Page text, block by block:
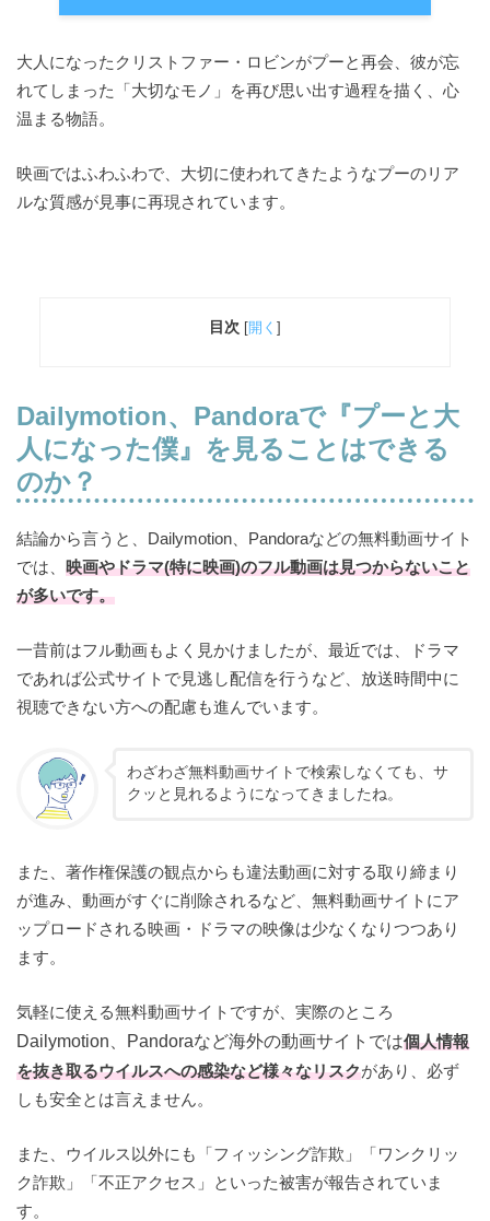
大人になったクリストファー・ロビンがプーと再会、彼が忘
れてしまった「大切なモノ」を再び思い出す過程を描く、心
温まる物語。
映画ではふわふわで、大切に使われてきたようなプーのリア
ルな質感が見事に再現されています。
目次 [開く ]
Dailymotion、Pandoraで『プーと大
人になった僕』を見ることはできる
のか？
結論から言うと、Dailymotion、Pandoraなどの無料動画サイト
では、 映画やドラマ(特に映画)のフル動画は見つからないこと
が多いです。
一昔前はフル動画もよく見かけましたが、最近では、ドラマ
であれば公式サイトで見逃し配信を行うなど、放送時間中に
視聴できない方への配慮も進んでいます。
わざわざ無料動画サイトで検索しなくても、サ
クッと見れるようになってきましたね。
また、著作権保護の観点からも違法動画に対する取り締まり
が進み、動画がすぐに削除されるなど、無料動画サイトにア
ップロードされる映画・ドラマの映像は少なくなりつつあり
ます。
気軽に使える無料動画サイトですが、実際のところ
Dailymotion、Pandoraなど海外の動画サイトでは個人情報
を抜き取るウイルスへの感染など様々なリスクがあり、必ず
しも安全とは言えません。
また、ウイルス以外にも「フィッシング詐欺」「ワンクリッ
ク詐欺」「不正アクセス」といった被害が報告されていま
す。